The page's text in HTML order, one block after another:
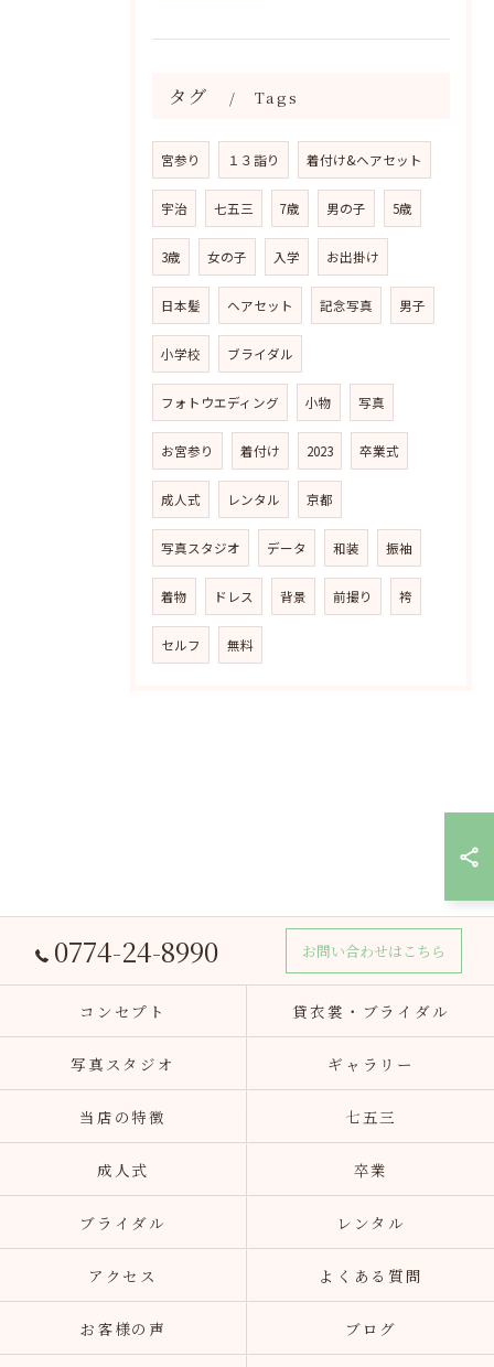
タグ Tags
宮参り １３詣り 着付け&ヘアセット
宇治 七五三 7歳 男の子 5歳
3歳 女の子 入学 お出掛け
日本髪 ヘアセット 記念写真 男子
小学校 ブライダル
フォトウエディング 小物 写真
お宮参り 着付け 2023 卒業式
成人式 レンタル 京都
写真スタジオ データ 和装 振袖
着物 ドレス 背景 前撮り 袴
セルフ 無料
0774-24-8990 お問い合わせはこちら
コンセプト 貸衣裳・ブライダル
写真スタジオ ギャラリー
当店の特徴 七五三
成人式 卒業
ブライダル レンタル
アクセス よくある質問
お客様の声 ブログ